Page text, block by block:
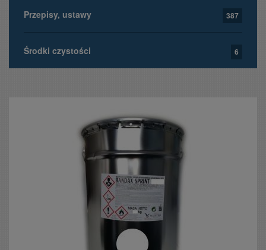
Przepisy, ustawy 387
Środki czystości 6